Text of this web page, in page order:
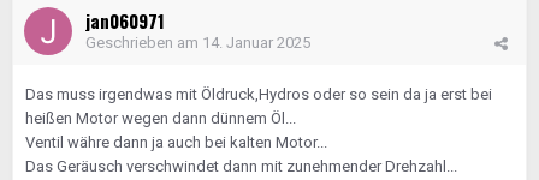
jan060971
Geschrieben am 14. Januar 2025
Das muss irgendwas mit Öldruck,Hydros oder so sein da ja erst bei
heißen Motor wegen dann dünnem Öl...
Ventil währe dann ja auch bei kalten Motor...
Das Geräusch verschwindet dann mit zunehmender Drehzahl...